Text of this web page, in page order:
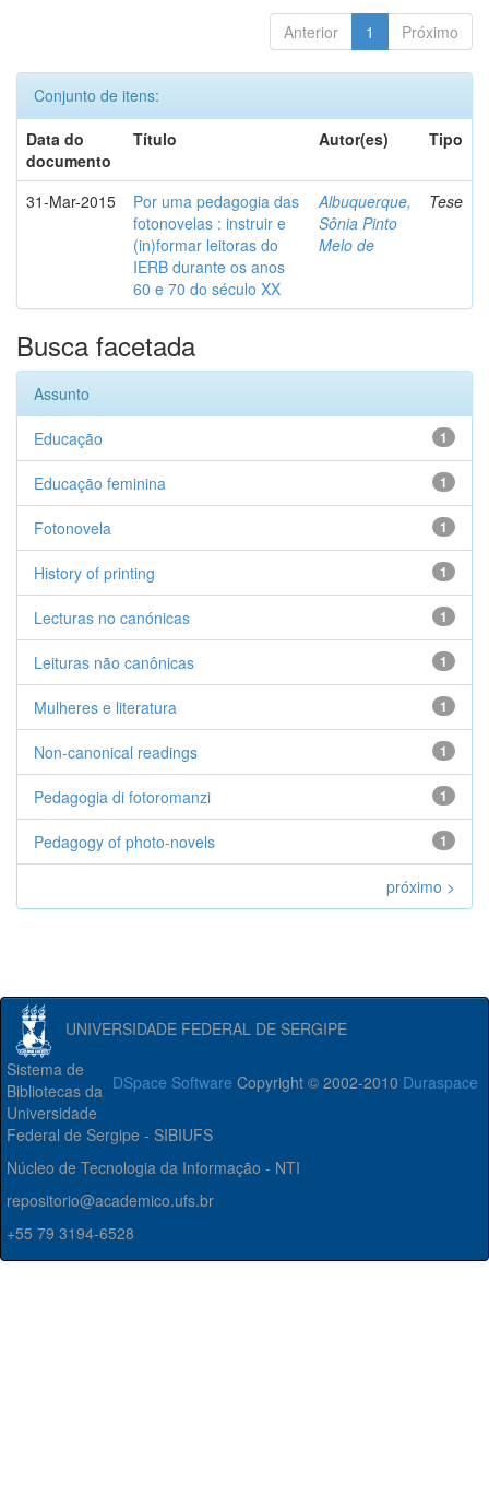
Anterior 1 Próximo
Conjunto de itens:
Data do
documento
Título Autor(es) Tipo
31-Mar-2015
Por uma pedagogia das
fotonovelas : instruir e
(in)formar leitoras do
IERB durante os anos
60 e 70 do século XX
Albuquerque,
Sônia Pinto
Melo de
Tese
Busca facetada
Assunto
1
Educação
1
Educação feminina
1
Fotonovela
1
History of printing
1
Lecturas no canónicas
1
Leituras não canônicas
1
Mulheres e literatura
1
Non-canonical readings
1
Pedagogia di fotoromanzi
1
Pedagogy of photo-novels
próximo >
UNIVERSIDADE FEDERAL DE SERGIPE
DSpace Software Copyright © 2002-2010 Duraspace
Sistema de
Bibliotecas da
Universidade
Federal de Sergipe - SIBIUFS
Núcleo de Tecnologia da Informação - NTI
repositorio@academico.ufs.br
+55 79 3194-6528